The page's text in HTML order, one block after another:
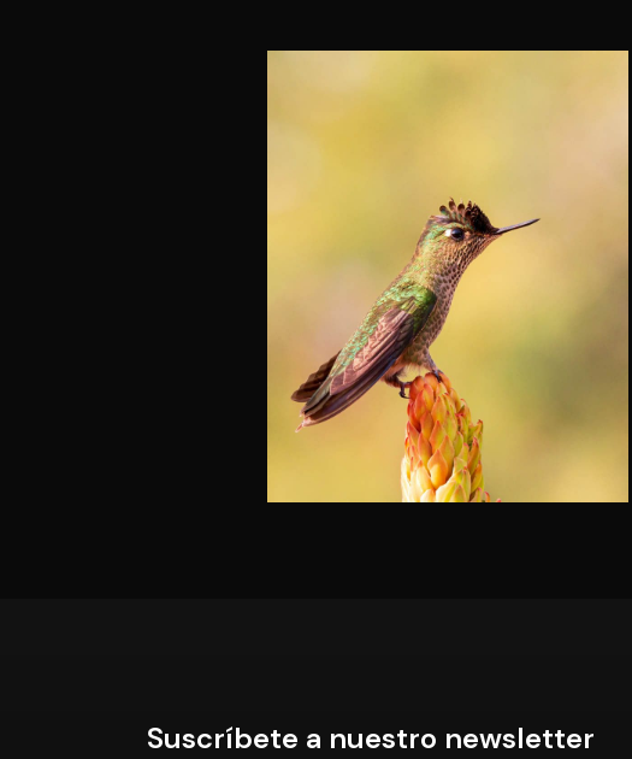
Suscríbete a nuestro newsletter